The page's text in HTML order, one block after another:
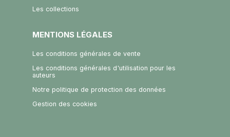
Les collections
MENTIONS LÉGALES
Les conditions générales de vente
Les conditions générales d'utilisation pour les
auteurs
Notre politique de protection des données
Gestion des cookies